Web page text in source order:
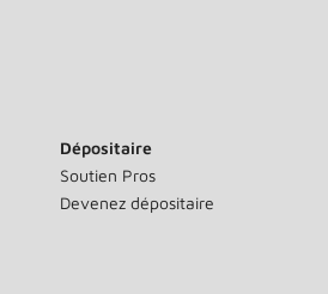
Dépositaire
Soutien Pros
Devenez dépositaire